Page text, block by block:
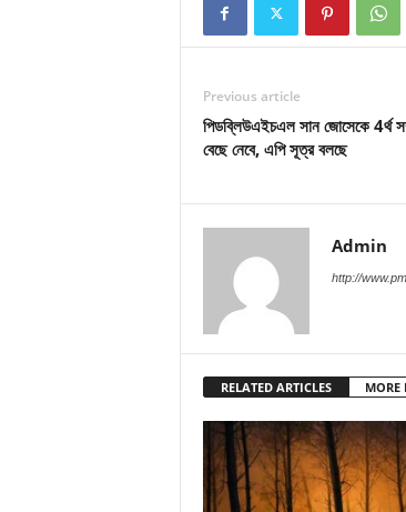
Previous article
পিডব্লিউএইচএল সান জোসেকে 4র্থ
বেছে নেবে, এপি সূত্র বলছে
Admin
http://
RELATED ARTICLES MORE